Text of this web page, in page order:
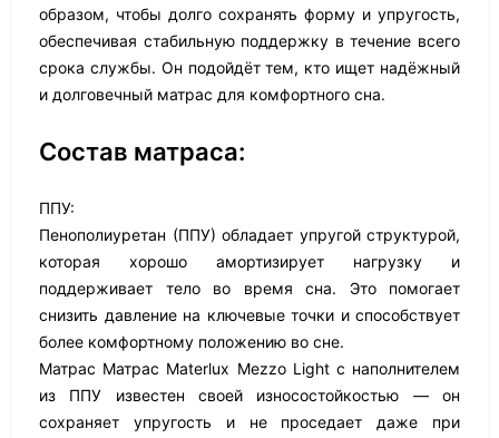
образом, чтобы долго сохранять форму и упругость,
обеспечивая стабильную поддержку в течение всего
срока службы. Он подойдёт тем, кто ищет надёжный
и долговечный матрас для комфортного сна.
Состав матраса:
ППУ:
Пенополиуретан (ППУ) обладает упругой структурой,
которая хорошо амортизирует нагрузку и
поддерживает тело во время сна. Это помогает
снизить давление на ключевые точки и способствует
более комфортному положению во сне.
Матрас Матрас Materlux Mezzo Light с наполнителем
из ППУ известен своей износостойкостью — он
сохраняет упругость и не проседает даже при